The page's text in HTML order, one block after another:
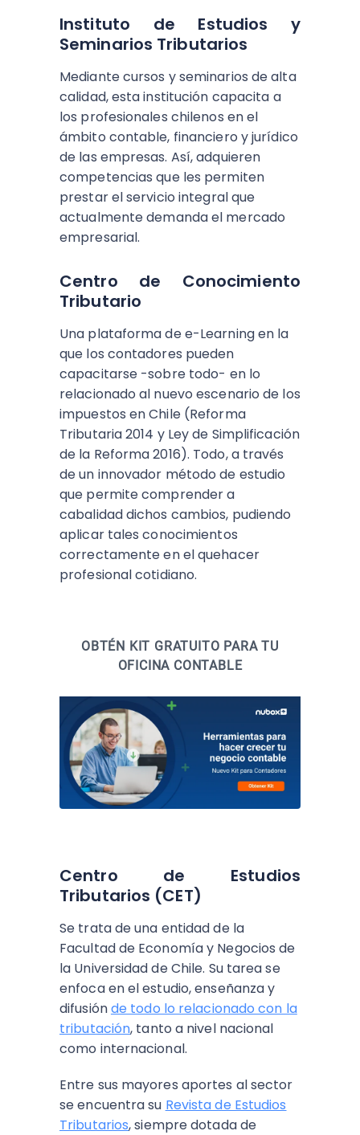
Instituto de Estudios y
Seminarios Tributarios
Mediante cursos y seminarios de alta
calidad, esta institución capacita a
los profesionales chilenos en el
ámbito contable, financiero y jurídico
de las empresas. Así, adquieren
competencias que les permiten
prestar el servicio integral que
actualmente demanda el mercado
empresarial.
Centro de Conocimiento
Tributario
Una plataforma de e-Learning en la
que los contadores pueden
capacitarse -sobre todo- en lo
relacionado al nuevo escenario de los
impuestos en Chile (Reforma
Tributaria 2014 y Ley de Simplificación
de la Reforma 2016). Todo, a través
de un innovador método de estudio
que permite comprender a
cabalidad dichos cambios, pudiendo
aplicar tales conocimientos
correctamente en el quehacer
profesional cotidiano.
OBTÉN KIT GRATUITO PARA TU
OFICINA CONTABLE
Centro de Estudios
Tributarios (CET)
Se trata de una entidad de la
Facultad de Economía y Negocios de
la Universidad de Chile. Su tarea se
enfoca en el estudio, enseñanza y
difusiónde todo lo relacionado con la
tributación, tanto a nivel nacional
como internacional.
Entre sus mayores aportes al sector
se encuentra su Revista de Estudios
Tributarios, siempre dotada de